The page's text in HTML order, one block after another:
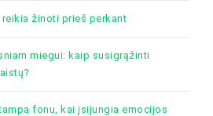
žinoti prieš perkant
miegui: kaip susigrąžinti
fonu, kai įsijungia emocijos